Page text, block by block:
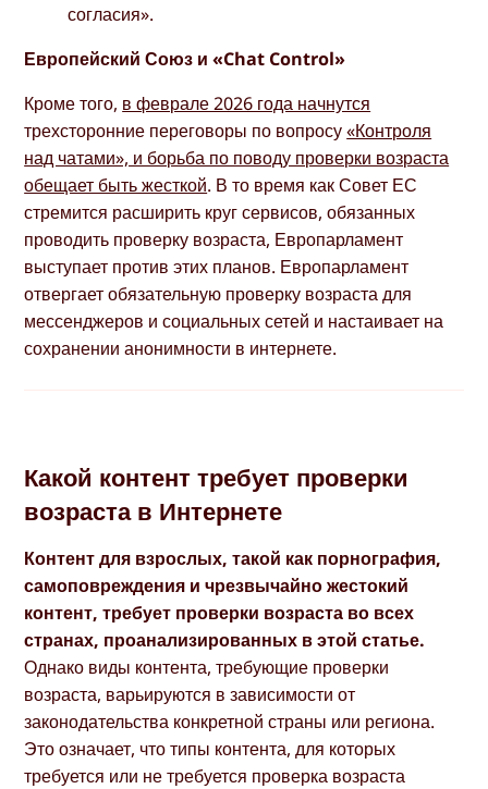
согласия».
Европейский Союз и «Chat Control»
Кроме того, в феврале 2026 года начнутся
трехсторонние переговоры по вопросу«Контроля
над чатами», и борьба по поводу проверки возраста
обещает быть жесткой. В то время как Совет ЕС
стремится расширить круг сервисов, обязанных
проводить проверку возраста, Европарламент
выступает против этих планов. Европарламент
отвергает обязательную проверку возраста для
мессенджеров и социальных сетей и настаивает на
сохранении анонимности в интернете.
Какой контент требует проверки
возраста в Интернете
Контент для взрослых, такой как порнография,
самоповреждения и чрезвычайно жестокий
контент, требует проверки возраста во всех
странах, проанализированных в этой статье.
Однако виды контента, требующие проверки
возраста, варьируются в зависимости от
законодательства конкретной страны или региона.
Это означает, что типы контента, для которых
требуется или не требуется проверка возраста